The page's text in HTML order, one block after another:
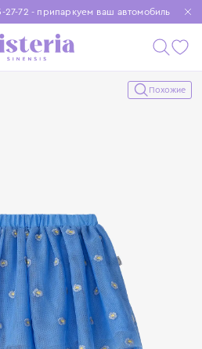
27-72 - припаркуем ваш автомобиль
при заказе от 15 000 ₽
чтобы покупки были еще удобнее
Похожие